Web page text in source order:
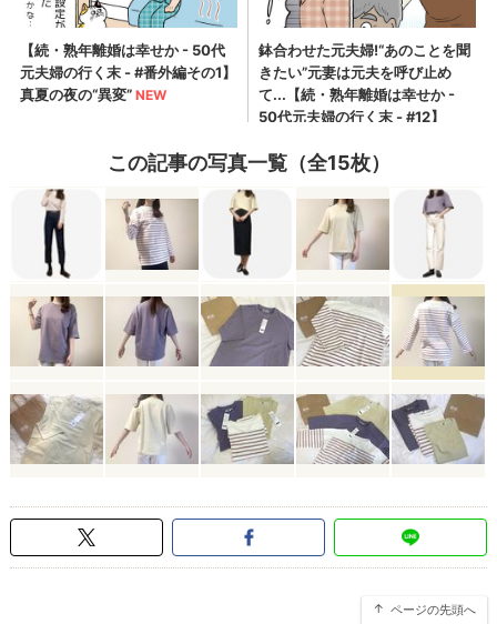
この記事の写真一覧（全15枚）
ページの先頭へ